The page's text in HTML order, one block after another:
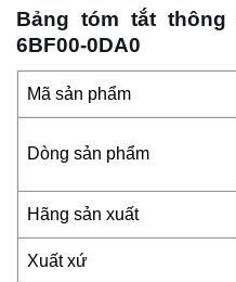
Bảng tóm tắt thông
6BF00-0DA0
Mã sản phẩm
Dòng sản phẩm
Hãng sản xuất
Xuất xứ